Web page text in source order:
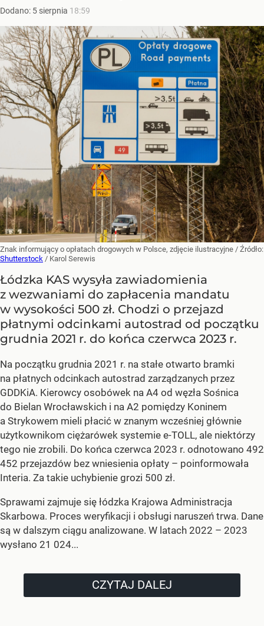
Dodano: 5 sierpnia 18:59
Znak informujący o opłatach drogowych w Polsce, zdjęcie ilustracyjne / Źródło:
Shutterstock / Karol Serewis
Łódzka KAS wysyła zawiadomienia
z wezwaniami do zapłacenia mandatu
w wysokości 500 zł. Chodzi o przejazd
płatnymi odcinkami autostrad od początku
grudnia 2021 r. do końca czerwca 2023 r.
Na początku grudnia 2021 r. na stałe otwarto bramki
na płatnych odcinkach autostrad zarządzanych przez
GDDKiA. Kierowcy osobówek na A4 od węzła Sośnica
do Bielan Wrocławskich i na A2 pomiędzy Koninem
a Strykowem mieli płacić w znanym wcześniej głównie
użytkownikom ciężarówek systemie e-TOLL, ale niektórzy
tego nie zrobili. Do końca czerwca 2023 r. odnotowano 492
452 przejazdów bez wniesienia opłaty – poinformowała
Interia. Za takie uchybienie grozi 500 zł.
Sprawami zajmuje się łódzka Krajowa Administracja
Skarbowa. Proces weryfikacji i obsługi naruszeń trwa. Dane
są w dalszym ciągu analizowane. W latach 2022 – 2023
wysłano 21 024...
CZYTAJ DALEJ